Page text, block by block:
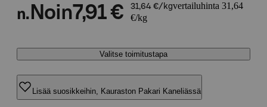
n. Noin7,91 € 31,64 €/kgvertailuhinta 31,64
€/kg
Valitse toimitustapa
Lisää suosikkeihin, Kauraston Pakari Kaneliässä